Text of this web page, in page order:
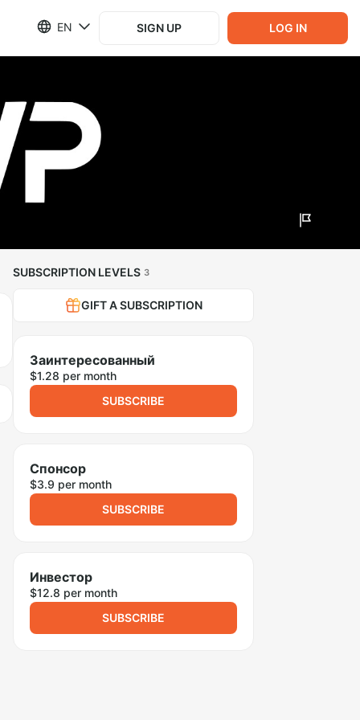
EN SIGN UP LOG IN
SUBSCRIPTION LEVELS 3
GIFT A SUBSCRIPTION
Заинтересованный
$1.28 per month
SUBSCRIBE
Спонсор
$3.9 per month
SUBSCRIBE
Инвестор
$12.8 per month
SUBSCRIBE